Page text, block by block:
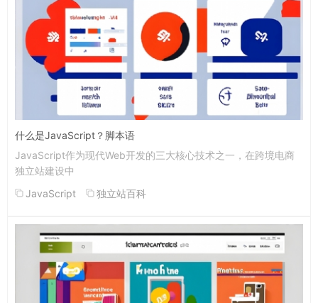
什么是JavaScript？脚本语
JavaScript作为现代Web开发的三大核心技术之一，在跨境电商
独立站建设中
JavaScript
独立站百科